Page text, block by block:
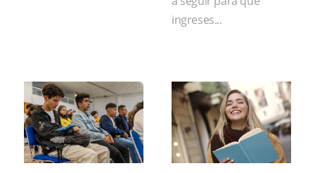
ingreses...